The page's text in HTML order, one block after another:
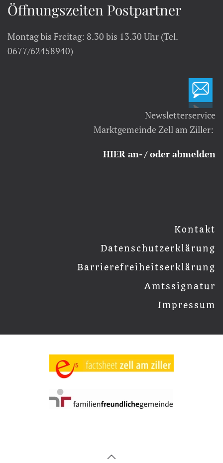
Öffnungszeiten Postpartner
Montag bis Freitag: 8.30 bis 13.30 Uhr (Tel.
0677/62458940)
Newsletterservice
Marktgemeinde Zell am Ziller:
HIER an- / oder abmelden
Kontakt
Datenschutzerklärung
Barrierefreiheitserklärung
Amtssignatur
Impressum